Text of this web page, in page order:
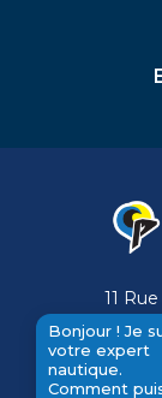
Bonjour ! Je
votre expert
nautique.
Comment
11
4
14000